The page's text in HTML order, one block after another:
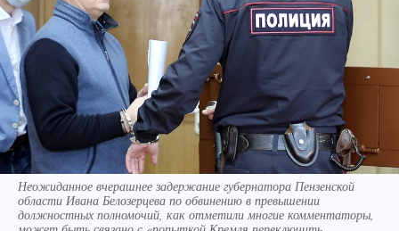
Неожиданное вчерашнее задержание губернатора Пензенской
области Ивана Белозерцева по обвинению в превышении
должностных полномочий, как отметили многие комментаторы,